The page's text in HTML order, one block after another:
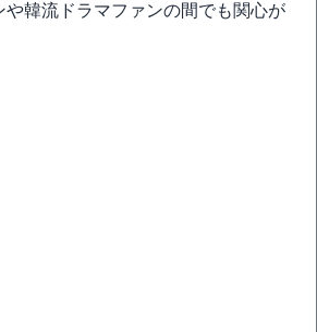
や韓流ドラマファンの間でも関心が